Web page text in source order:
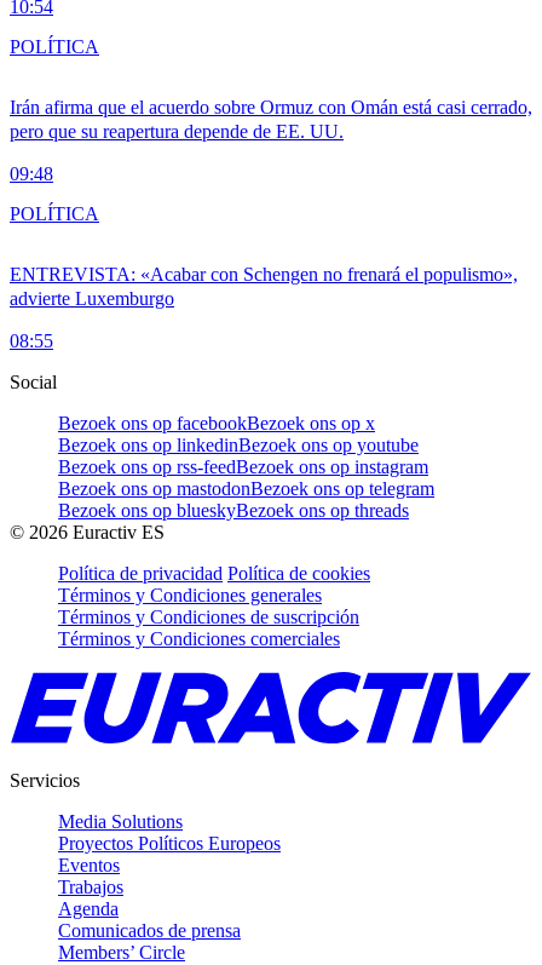
10:54
Irán afirma que el acuerdo sobre Ormuz con Omán está casi cerrado,
pero que su reapertura depende de EE. UU.
09:48
POLÍTICA
ENTREVISTA: «Acabar con Schengen no frenará el populismo»,
advierte Luxemburgo
08:55
POLÍTICA
Social
Bezoek ons op facebookBezoek ons op x
Bezoek ons op linkedinBezoek ons op youtube
Bezoek ons op rss-feedBezoek ons op instagram
Bezoek ons op mastodonBezoek ons op telegram
Bezoek ons op blueskyBezoek ons op threads
© 2026 Euractiv ES
Política de privacidad Política de cookies
Términos y Condiciones generales
Términos y Condiciones de suscripción
Términos y Condiciones comerciales
Servicios
Media Solutions
Proyectos Políticos Europeos
Eventos
Trabajos
Agenda
Comunicados de prensa
Members’ Circle